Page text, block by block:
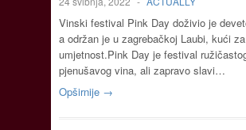
Vinski festival Pink Day doživio je
a održan je u zagrebačkoj Laubi, kući
umjetnost.Pink Day je festival
pjenušavog vina, ali zapravo slavi…
Opširnije →